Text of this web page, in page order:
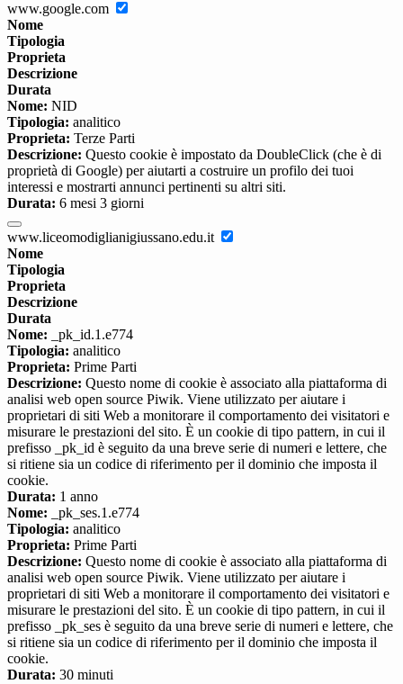
www.google.com
Nome
Tipologia
Proprieta
Descrizione
Durata
Nome: NID
Tipologia: analitico
Proprieta: Terze Parti
Descrizione: Questo cookie è impostato da DoubleClick (che è di
proprietà di Google) per aiutarti a costruire un profilo dei tuoi
interessi e mostrarti annunci pertinenti su altri siti.
Durata: 6 mesi 3 giorni
www.liceomodiglianigiussano.edu.it
Nome
Tipologia
Proprieta
Descrizione
Durata
Nome: _pk_id.1.e774
Tipologia: analitico
Proprieta: Prime Parti
Descrizione: Questo nome di cookie è associato alla piattaforma di
analisi web open source Piwik. Viene utilizzato per aiutare i
proprietari di siti Web a monitorare il comportamento dei visitatori e
misurare le prestazioni del sito. È un cookie di tipo pattern, in cui il
prefisso _pk_id è seguito da una breve serie di numeri e lettere, che
si ritiene sia un codice di riferimento per il dominio che imposta il
cookie.
Durata: 1 anno
Nome: _pk_ses.1.e774
Tipologia: analitico
Proprieta: Prime Parti
Descrizione: Questo nome di cookie è associato alla piattaforma di
analisi web open source Piwik. Viene utilizzato per aiutare i
proprietari di siti Web a monitorare il comportamento dei visitatori e
misurare le prestazioni del sito. È un cookie di tipo pattern, in cui il
prefisso _pk_ses è seguito da una breve serie di numeri e lettere, che
si ritiene sia un codice di riferimento per il dominio che imposta il
cookie.
Durata: 30 minuti